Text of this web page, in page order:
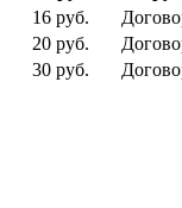
16 руб.
20 руб.
30 руб.